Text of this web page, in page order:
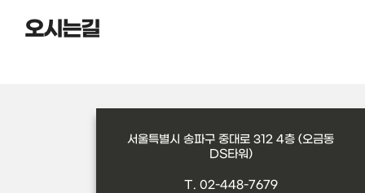
오시는길
서울특별시 송파구 중대로 312 4층 (오금동
DS타워)
T. 02-448-7679